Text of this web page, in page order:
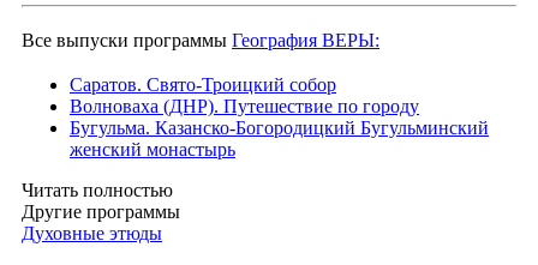
Все выпуски программы География ВЕРЫ:
Саратов. Свято-Троицкий собор
Волноваха (ДНР). Путешествие по городу
Бугульма. Казанско-Богородицкий Бугульминский
женский монастырь
Читать полностью
Другие программы
Духовные этюды